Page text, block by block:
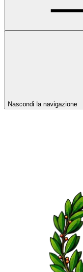
Nascondi la navigazione